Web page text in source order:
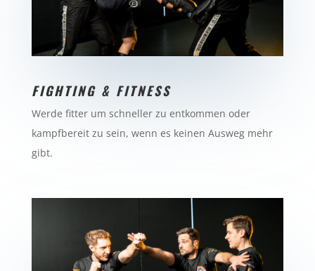
FIGHTING & FITNESS
Werde fitter um schneller zu entkommen oder
kampfbereit zu sein, wenn es keinen Ausweg mehr
gibt.